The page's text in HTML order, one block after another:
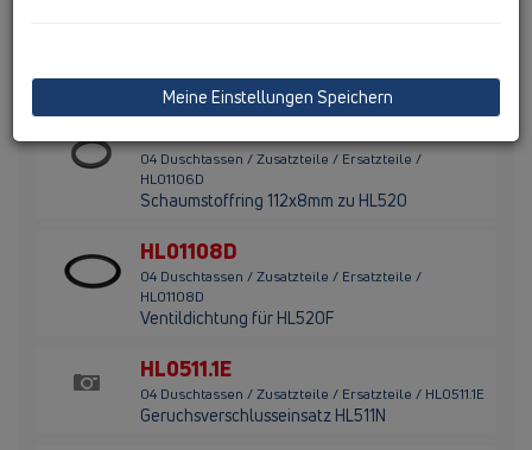
O-Ring zu Geruchsverschlusseinsatz HL521
04 Duschtassen / Zusatzteile / Ersatzteile /
HL01106D
Schaumstoffring 112x8mm zu HL520
HL01108D
04 Duschtassen / Zusatzteile / Ersatzteile /
HL01108D
Ventildichtung für HL520F
HL0511.1E
04 Duschtassen / Zusatzteile / Ersatzteile / HL0511.1E
Geruchsverschlusseinsatz HL511N
Meine Einstellungen Speichern